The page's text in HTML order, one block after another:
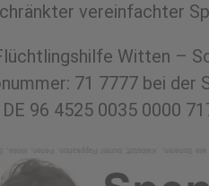
vereinfachter
Witten –
71 7777 bei der
96 4525 0035 0000